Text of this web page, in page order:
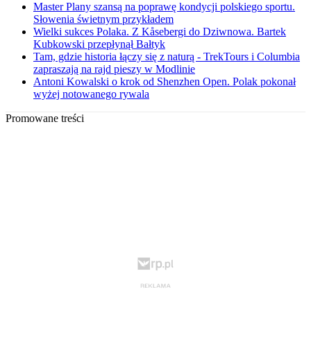
Master Plany szansą na poprawę kondycji polskiego sportu.
Słowenia świetnym przykładem
Wielki sukces Polaka. Z Kåsebergi do Dziwnowa. Bartek
Kubkowski przepłynął Bałtyk
Tam, gdzie historia łączy się z naturą - TrekTours i Columbia
zapraszają na rajd pieszy w Modlinie
Antoni Kowalski o krok od Shenzhen Open. Polak pokonał
wyżej notowanego rywala
Promowane treści